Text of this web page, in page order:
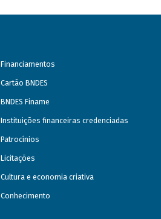
Financiamentos
Cartão BNDES
BNDES Finame
Instituições financeiras credenciadas
Patrocínios
Licitações
Cultura e economia criativa
Conhecimento